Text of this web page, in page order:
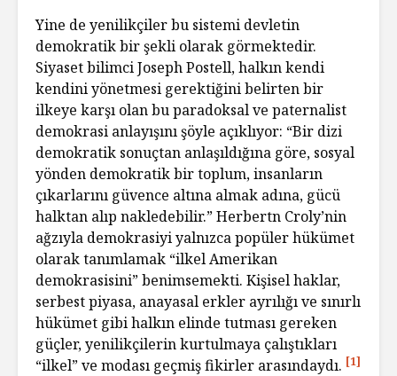
Yine de yenilikçiler bu sistemi devletin
demokratik bir şekli olarak görmektedir.
Siyaset bilimci Joseph Postell, halkın kendi
kendini yönetmesi gerektiğini belirten bir
ilkeye karşı olan bu paradoksal ve paternalist
demokrasi anlayışını şöyle açıklıyor: “Bir dizi
demokratik sonuçtan anlaşıldığına göre, sosyal
yönden demokratik bir toplum, insanların
çıkarlarını güvence altına almak adına, gücü
halktan alıp nakledebilir.” Herbertn Croly’nin
ağzıyla demokrasiyi yalnızca popüler hükümet
olarak tanımlamak “ilkel Amerikan
demokrasisini” benimsemekti. Kişisel haklar,
serbest piyasa, anayasal erkler ayrılığı ve sınırlı
hükümet gibi halkın elinde tutması gereken
güçler, yenilikçilerin kurtulmaya çalıştıkları
“ilkel” ve modası geçmiş fikirler arasındaydı. [1]